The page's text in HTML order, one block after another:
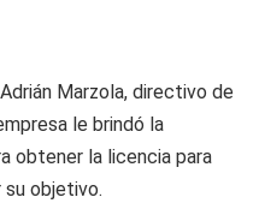
Marzola, directivo de
le brindó la
obtener la licencia para
su objetivo.